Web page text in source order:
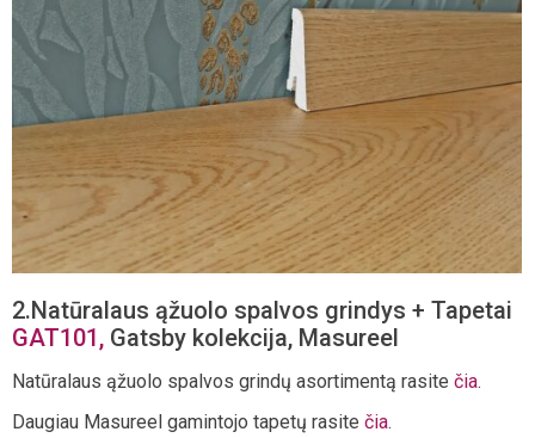
2.Natūralaus ąžuolo spalvos grindys + Tapetai
GAT101, Gatsby kolekcija, Masureel
Natūralaus ąžuolo spalvos grindų asortimentą rasite čia.
Daugiau Masureel gamintojo tapetų rasite čia.